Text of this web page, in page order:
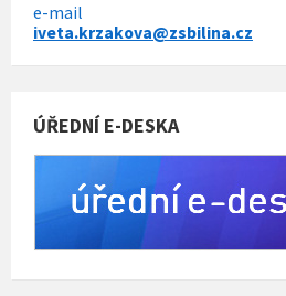
e-mail
iveta.krzakova@zsbilina.cz
ÚŘEDNÍ E-DESKA